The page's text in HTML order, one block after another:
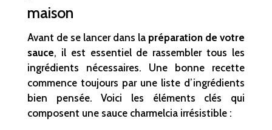
maison
Avant de se lancer dans la préparation de votre
sauce, il est essentiel de rassembler tous les
ingrédients nécessaires. Une bonne recette
commence toujours par une liste d’ingrédients
bien pensée. Voici les éléments clés qui
composent une sauce charmelcia irrésistible :